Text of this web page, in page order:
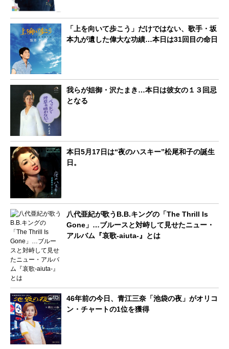
「上を向いて歩こう」だけではない、歌手・坂
本九が遺した偉大な功績…本日は31回目の命日
我らが姐御・沢たまき…本日は彼女の１３回忌
となる
本日5月17日は“夜のハスキー”松尾和子の誕生
日。
八代亜紀が歌うB.B.キングの「The Thrill Is
Gone」…ブルースと対峙して見せたニュー・
アルバム『哀歌-aiuta-』とは
46年前の今日、青江三奈「池袋の夜」がオリコ
ン・チャートの1位を獲得